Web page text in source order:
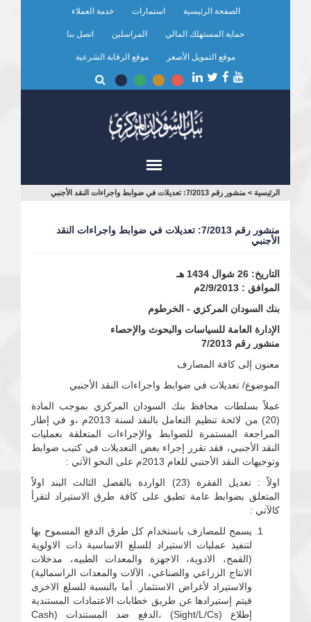
الصفحة الرئيسية استمارات خدمة العملاء
حماية المستهلك المالي المراسلين اتصل بنا
موقع التمويل الأصغر موقع الرقابة الشرعية
أنت
الرئيسية > منشور رقم 7/2013: تعديلات في ضوابط واجراءات النقد الأجنبي
منشور رقم 7/2013: تعديلات في ضوابط واجراءات النقد
الأجنبي
التاريخ: 26 شوال 1434 هـ
الموافق : 2/9/2013م
بنك السودان المركزي - الخرطوم
الإدارة العامة للسياسات والبحوث والإحصاء
منشور رقم 7/2013
معنون إلى كافة المصارف
الموضوع/ تعديلات في ضوابط واجراءات النقد الأجنبي
عملاً بسلطات محافظ بنك السودان المركزي بموجب المادة
(20) من لائحة تنظيم التعامل بالنقد لسنة 2013م ،و في إطار
المراجعة المستمرة للضوابط والإجراءات المتعلقة بعمليات
النقد الأجنبي، فقد تقرر إجراء بعض التعديلات في كتيب ضوابط
وتوجيهات النقد الأجنبي للعام 2013م على النحو الآتي :
اولاً : تعديل الفقرة (23) الواردة بالفصل الثالث البند اولاً
المتعلق بضوابط عامة تطبق على كافة طرق الاستيراد لتقرأ
كالآتي :
يسمح للمصارف باستخدام كل طرق الدفع المسموح بها
لتنفيذ عمليات الاستيراد للسلع الاساسية ذات الاولوية
(القمح، الادوية، الاجهزة والمعدات الطبيه، مدخلات
الانتاج الزراعي والصناعي، الآلات والمعدات الراسمالية)
والاستيراد لأغراض الاستثمار. أما بالنسبة للسلع الاخرى
فيتم إستيرادها عن طريق خطابات الاعتمادات المستندية
إطلاع (Sight/L/Cs) ،الدفع ضد المستندات (Cash